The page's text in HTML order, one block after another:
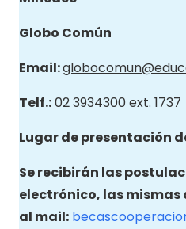
Globo Común
Email:
Telf.:02 3934300 ext. 1737
Lugar de presentación
Se recibirán las
electrónico, las mismas
al mail: